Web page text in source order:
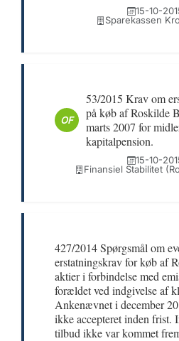
15-10-
Sparekassen
OF
53/2015 Krav om
på køb af Roskilde
marts 2007 for
kapitalpension.
15-10-
Finansiel Stabilitet
427/2014 Spørgsmål om
erstatningskrav for køb af
aktier i forbindelse med
forældet ved indgivelse af
Ankenævnet i december
ikke accepteret inden frist.
tilbud ikke var kommet